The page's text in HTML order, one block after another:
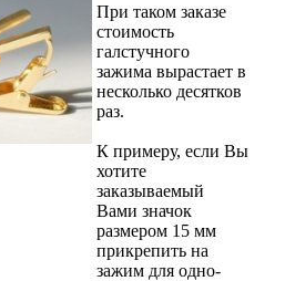
При таком заказе
стоимость
галстучного
зажима вырастает в
несколько десятков
раз.
К примеру, если Вы
хотите
заказываемый
Вами значок
размером 15 мм
прикрепить на
зажим для одно-